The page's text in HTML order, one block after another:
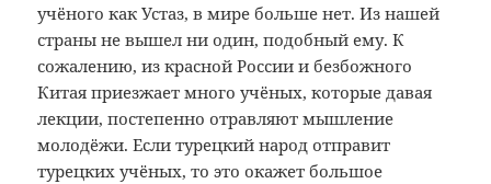
учёного как Устаз, в мире больше нет. Из нашей
страны не вышел ни один, подобный ему. К
сожалению, из красной России и безбожного
Китая приезжает много учёных, которые давая
лекции, постепенно отравляют мышление
молодёжи. Если турецкий народ отправит
турецких учёных, то это окажет большое